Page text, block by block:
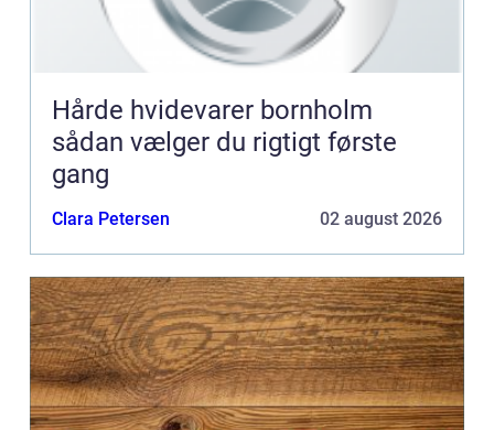
Hårde hvidevarer bornholm
sådan vælger du rigtigt første
gang
Clara Petersen 02 august 2026